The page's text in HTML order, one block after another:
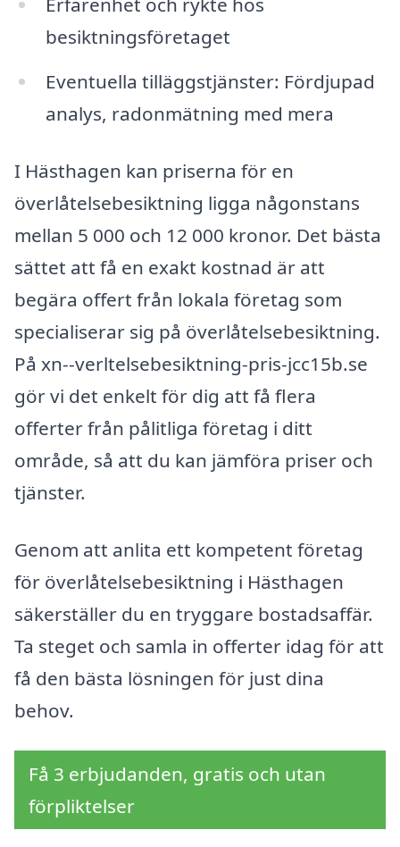
besiktningsföretaget
Eventuella tilläggstjänster: Fördjupad
analys, radonmätning med mera
I Hästhagen kan priserna för en
överlåtelsebesiktning ligga någonstans
mellan 5 000 och 12 000 kronor. Det bästa
sättet att få en exakt kostnad är att
begära offert från lokala företag som
specialiserar sig på överlåtelsebesiktning.
På xn--verltelsebesiktning-pris-jcc15b.se
gör vi det enkelt för dig att få flera
offerter från pålitliga företag i ditt
område, så att du kan jämföra priser och
tjänster.
Genom att anlita ett kompetent företag
för överlåtelsebesiktning i Hästhagen
säkerställer du en tryggare bostadsaffär.
Ta steget och samla in offerter idag för att
få den bästa lösningen för just dina
behov.
Få 3 erbjudanden, gratis och utan
förpliktelser